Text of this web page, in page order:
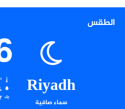
الطقس
Riyadh
سماء صافية
36º - 36º